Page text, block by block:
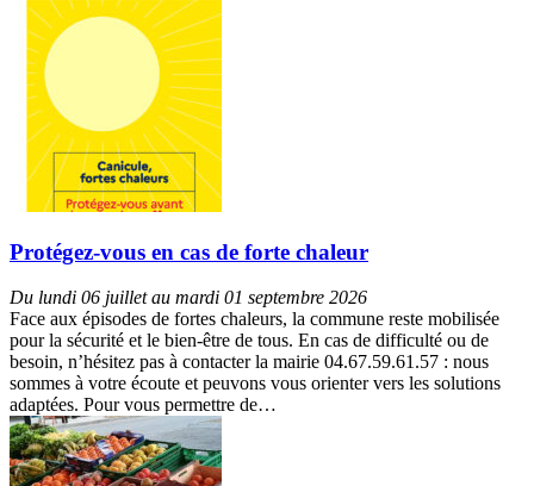
Protégez-vous en cas de forte chaleur
Du lundi 06 juillet au mardi 01 septembre 2026
Face aux épisodes de fortes chaleurs, la commune reste mobilisée
pour la sécurité et le bien-être de tous. En cas de difficulté ou de
besoin, n’hésitez pas à contacter la mairie 04.67.59.61.57 : nous
sommes à votre écoute et peuvons vous orienter vers les solutions
adaptées. Pour vous permettre de…